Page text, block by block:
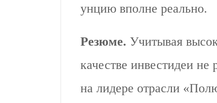
унцию вполне реально.
Резюме. Учитывая
качестве инвестидеи
на лидере отрасли